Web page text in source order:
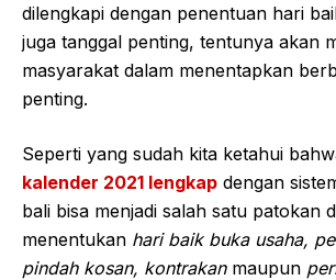
dilengkapi dengan penentuan hari
juga tanggal penting, tentunya akan
masyarakat dalam menentapkan
penting.
Seperti yang sudah kita ketahui
kalender 2021 lengkap dengan
bali bisa menjadi salah satu patokan
menentukan hari baik buka usaha,
pindah kosan, kontrakanmaupun